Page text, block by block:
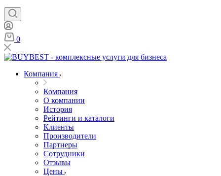
0
Компания
Компания
О компании
История
Рейтинги и каталоги
Клиенты
Производители
Партнеры
Сотрудники
Отзывы
Цены